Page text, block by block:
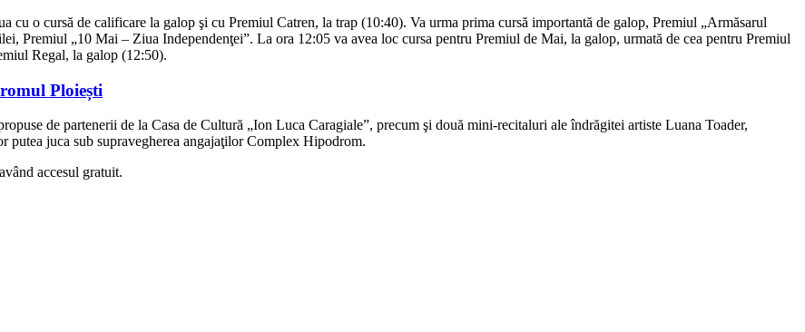
cu o cursă de calificare la galop şi cu Premiul Catren, la trap (10:40). Va urma prima cursă importantă de galop, Premiul „Armăsarul
Premiul „10 Mai – Ziua Independenţei”. La ora 12:05 va avea loc cursa pentru Premiul de Mai, la galop, urmată de cea pentru Premiul
Regal, la galop (12:50).
Ploiești
de partenerii de la Casa de Cultură „Ion Luca Caragiale”, precum şi două mini-recitaluri ale îndrăgitei artiste Luana Toader,
putea juca sub supravegherea angajaţilor Complex Hipodrom.
accesul gratuit.